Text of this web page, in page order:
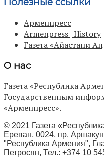
Арменпресс
Armenpress | History
Газета «Айастани
О нас
Газета «Республика
Государственным
«Арменпресс».
© 2021 Газета
Ереван, 0024, пр.
"Республика Армения",
Петросян, Тел.: +374 10